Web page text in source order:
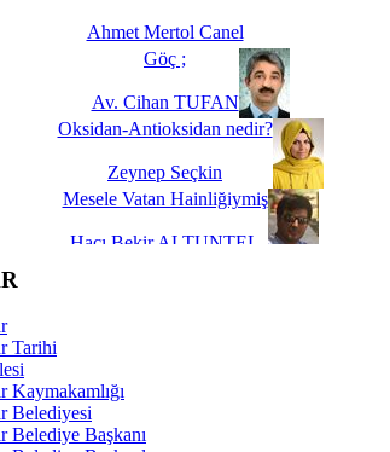
Ahmet Mertol Canel
Göç ;
Av. Cihan TUFAN
Oksidan-Antioksidan nedir?
Zeynep Seçkin
Mesele Vatan Hainliğiymiş
Hacı Bekir ALTUNTEL
Fani, Ama Kısa Bir Süre De Olsa Burdayız
Savaş ŞENEL
Hukukun Adaleti Kalmadı Üstadım!
Tarihi
Kaymakamlığı
Belediyesi
Belediye Başkanı